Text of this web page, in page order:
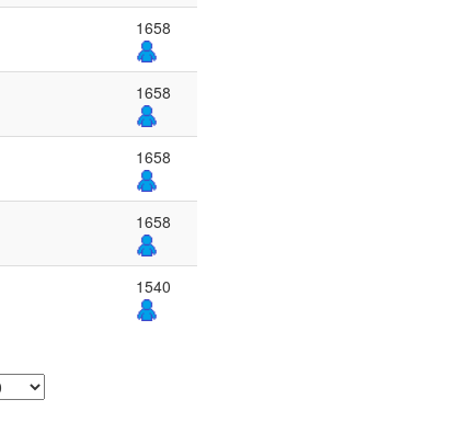
1658
1658
1658
1658
1540